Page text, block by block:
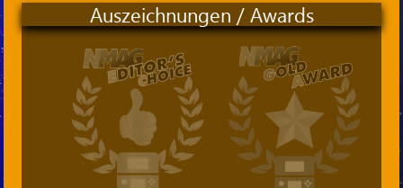
Auszeichnungen / Awards